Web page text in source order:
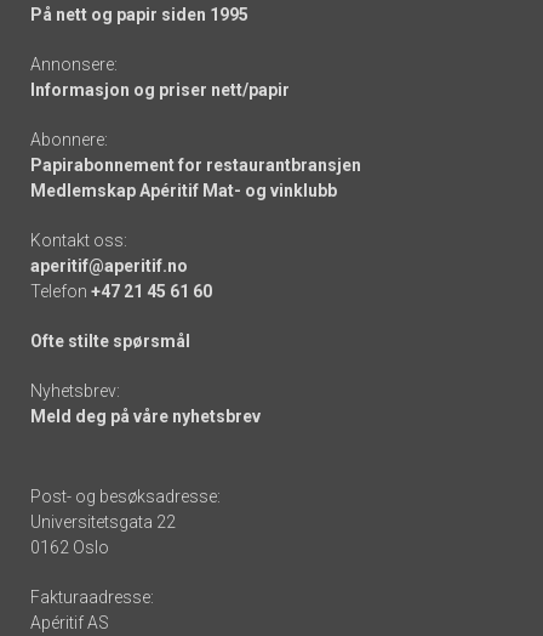
På nett og papir siden 1995
Annonsere:
Informasjon og priser nett/papir
Abonnere:
Papirabonnement for restaurantbransjen
Medlemskap Apéritif Mat- og vinklubb
Kontakt oss:
aperitif@aperitif.no
Telefon +47 21 45 61 60
Ofte stilte spørsmål
Nyhetsbrev:
Meld deg på våre nyhetsbrev
Post- og besøksadresse:
Universitetsgata 22
0162 Oslo
Fakturaadresse:
Apéritif AS